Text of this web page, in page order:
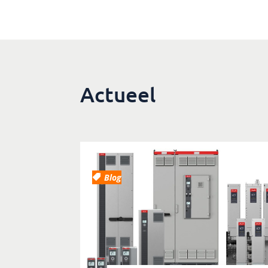
Actueel
Blog